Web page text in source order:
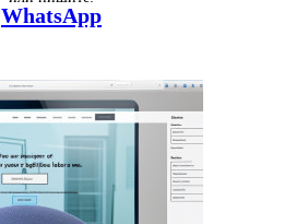
WhatsApp